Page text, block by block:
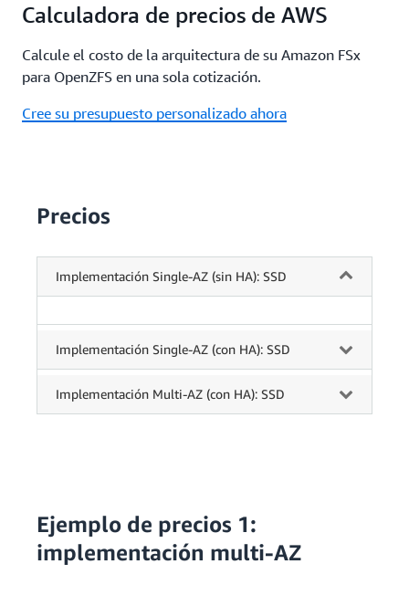
Calculadora de precios de AWS
Calcule el costo de la arquitectura de su Amazon FSx
para OpenZFS en una sola cotización.
Cree su presupuesto personalizado ahora
Precios
Implementación Single-AZ (sin HA): SSD
Implementación Single-AZ (con HA): SSD
Implementación Multi-AZ (con HA): SSD
Ejemplo de precios 1:
implementación multi-AZ